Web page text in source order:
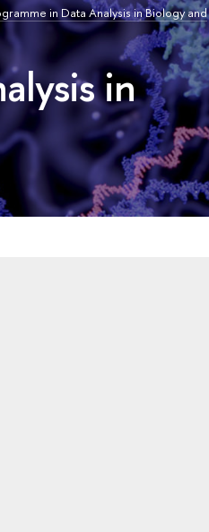
in Data Analysis in Biology and
in